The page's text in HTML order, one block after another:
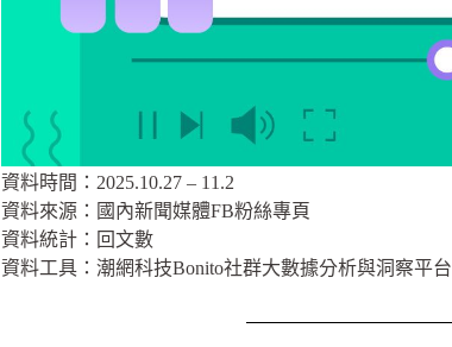
資料時間：2025.10.27 – 11.2
資料來源：國內新聞媒體FB粉絲專頁
資料統計：回文數
資料工具：潮網科技Bonito社群大數據分析與洞察平台